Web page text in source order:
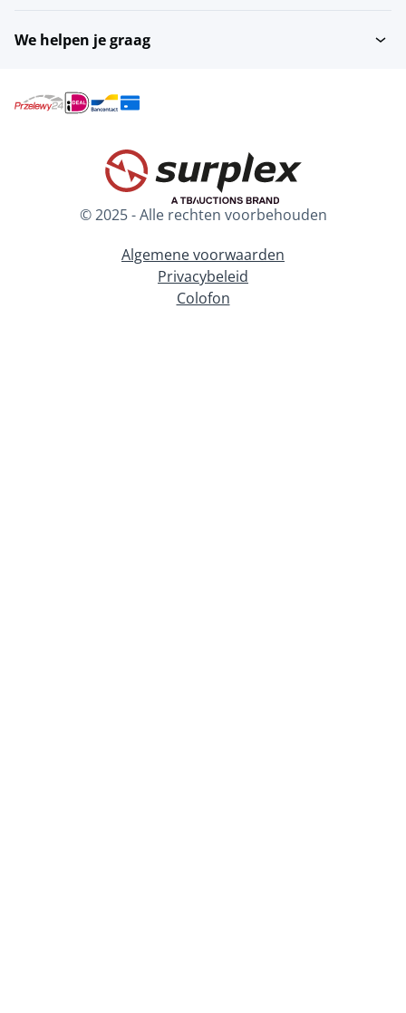
We helpen je graag
© 2025 - Alle rechten voorbehouden
Algemene voorwaarden
Privacybeleid
Colofon